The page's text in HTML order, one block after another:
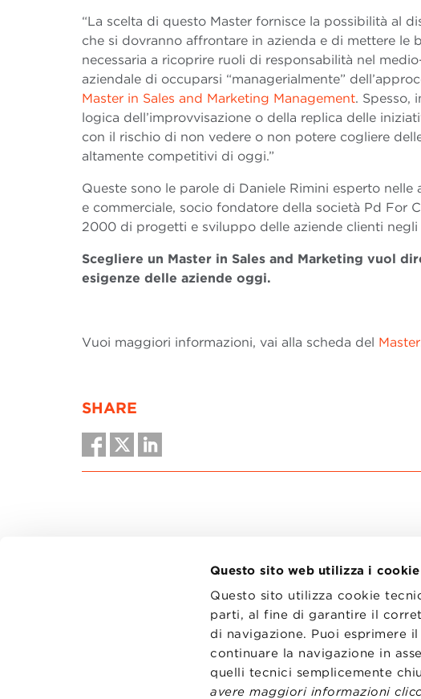
Questo sito web utilizza i cookie
Questo sito utilizza cookie
parti, al fine di garantire il
di navigazione. Puoi esprimere
continuare la navigazione in
quelli tecnici semplicemente
avere maggiori informazioni
“La scelta di questo Master fornisce la possibilità al
che si dovranno affrontare in azienda e di mettere le
necessaria a ricoprire ruoli di responsabilità nel
aziendale di occuparsi “managerialmente”
Master in Sales and Marketing Management. Spesso,
logica dell’improvvisazione o della replica delle
con il rischio di non vedere o non potere cogliere
altamente competitivi di oggi.”
Queste sono le parole di Daniele Rimini esperto
e commerciale, socio fondatore della società Pd For
2000 di progetti e sviluppo delle aziende clienti negli
Scegliere un Master in Sales and Marketing vuol
esigenze delle aziende oggi.
Vuoi maggiori informazioni, vai alla scheda del
SHARE
CONTATTI
TRASPARENZA
PRIVACY
PREFERENZE COOKIE